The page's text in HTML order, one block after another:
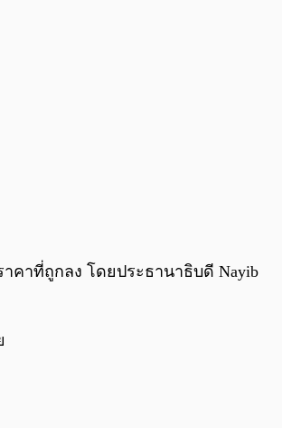
/0:00
าคาที่ถูกลง โดยประธานาธิบดี Nayib